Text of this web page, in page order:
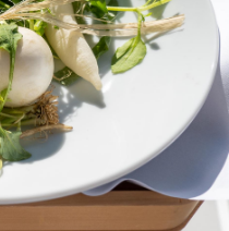
用規約
個人情報保護方針